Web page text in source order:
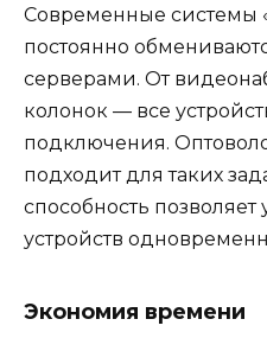
Современные системы
постоянно
серверами. От
колонок — все
подключения.
подходит для таких
способность
устройств
Экономия времени